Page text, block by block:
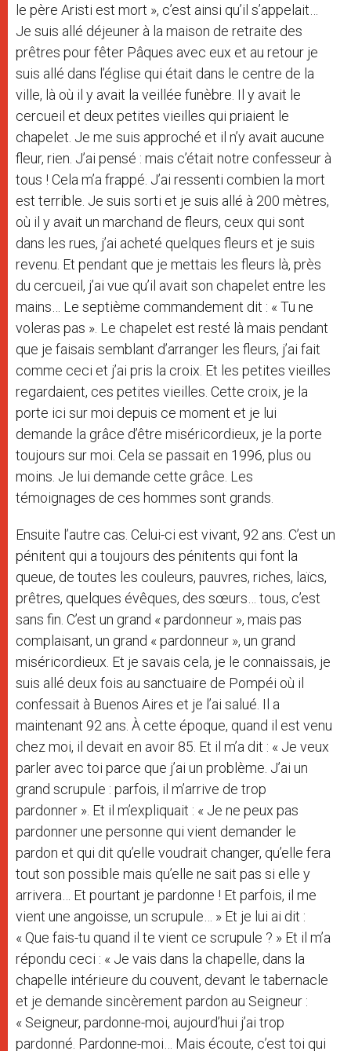
le père Aristi est mort », c’est ainsi qu’il s’appelait…
Je suis allé déjeuner à la maison de retraite des
prêtres pour fêter Pâques avec eux et au retour je
suis allé dans l’église qui était dans le centre de la
ville, là où il y avait la veillée funèbre. Il y avait le
cercueil et deux petites vieilles qui priaient le
chapelet. Je me suis approché et il n’y avait aucune
fleur, rien. J’ai pensé : mais c’était notre confesseur à
tous ! Cela m’a frappé. J’ai ressenti combien la mort
est terrible. Je suis sorti et je suis allé à 200 mètres,
où il y avait un marchand de fleurs, ceux qui sont
dans les rues, j’ai acheté quelques fleurs et je suis
revenu. Et pendant que je mettais les fleurs là, près
du cercueil, j’ai vue qu’il avait son chapelet entre les
mains… Le septième commandement dit : « Tu ne
voleras pas ». Le chapelet est resté là mais pendant
que je faisais semblant d’arranger les fleurs, j’ai fait
comme ceci et j’ai pris la croix. Et les petites vieilles
regardaient, ces petites vieilles. Cette croix, je la
porte ici sur moi depuis ce moment et je lui
demande la grâce d’être miséricordieux, je la porte
toujours sur moi. Cela se passait en 1996, plus ou
moins. Je lui demande cette grâce. Les
témoignages de ces hommes sont grands.
Ensuite l’autre cas. Celui-ci est vivant, 92 ans. C’est un
pénitent qui a toujours des pénitents qui font la
queue, de toutes les couleurs, pauvres, riches, laïcs,
prêtres, quelques évêques, des sœurs… tous, c’est
sans fin. C’est un grand « pardonneur », mais pas
complaisant, un grand « pardonneur », un grand
miséricordieux. Et je savais cela, je le connaissais, je
suis allé deux fois au sanctuaire de Pompéi où il
confessait à Buenos Aires et je l’ai salué. Il a
maintenant 92 ans. À cette époque, quand il est venu
chez moi, il devait en avoir 85. Et il m’a dit : « Je veux
parler avec toi parce que j’ai un problème. J’ai un
grand scrupule : parfois, il m’arrive de trop
pardonner ». Et il m’expliquait : « Je ne peux pas
pardonner une personne qui vient demander le
pardon et qui dit qu’elle voudrait changer, qu’elle fera
tout son possible mais qu’elle ne sait pas si elle y
arrivera… Et pourtant je pardonne ! Et parfois, il me
vient une angoisse, un scrupule… » Et je lui ai dit :
« Que fais-tu quand il te vient ce scrupule ? » Et il m’a
répondu ceci : « Je vais dans la chapelle, dans la
chapelle intérieure du couvent, devant le tabernacle
et je demande sincèrement pardon au Seigneur :
« Seigneur, pardonne-moi, aujourd’hui j’ai trop
pardonné. Pardonne-moi… Mais écoute, c’est toi qui